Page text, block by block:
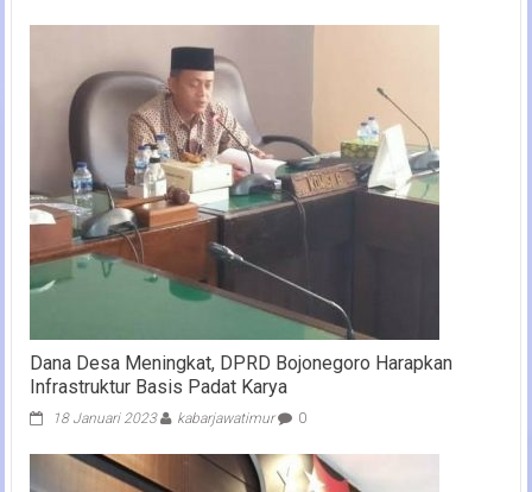
Dana Desa Meningkat, DPRD Bojonegoro Harapkan
Infrastruktur Basis Padat Karya
18 Januari 2023 kabarjawatimur 0